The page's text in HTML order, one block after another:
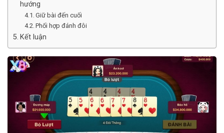
hướng
Giữ bài đến cuối
Phối hợp đánh đôi
Kết luận